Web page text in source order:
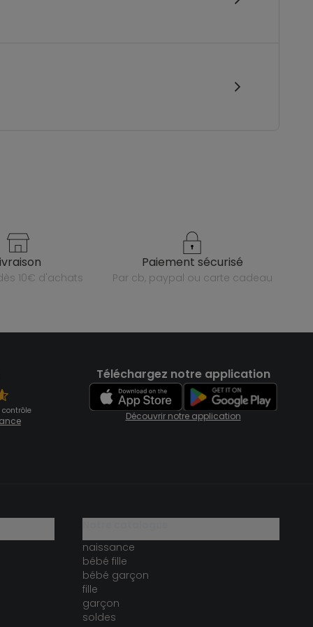
livraison
10€ d'achats
paiement sécurisé
par cb, paypal ou carte cadeau
contrôle
Téléchargez notre application
Découvrir notre application
naissance
bébé fille
bébé garçon
fille
garçon
soldes